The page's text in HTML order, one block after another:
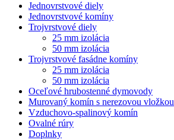
Jednovrstvové diely
Jednovrstvové komíny
Trojvrstvové diely
25 mm izolácia
50 mm izolácia
Trojvrstvové fasádne komíny
25 mm izolácia
50 mm izolácia
Oceľové hrubostenné dymovody
Murovaný komín s nerezovou vložkou
Vzduchovo-spalinový komín
Ovalné rúry
Doplnky